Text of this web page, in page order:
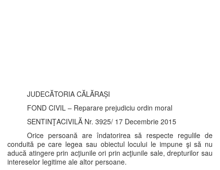
JUDECĂTORIA CĂLĂRAȘI
FOND CIVIL – Reparare prejudiciu ordin moral
SENTINŢACIVILĂ Nr. 3925/ 17 Decembrie 2015
Orice persoană are îndatorirea să respecte regulile de
conduită pe care legea sau obiectul locului le impune şi să nu
aducă atingere prin acţiunile ori prin acţiunile sale, drepturilor sau
intereselor legitime ale altor persoane.